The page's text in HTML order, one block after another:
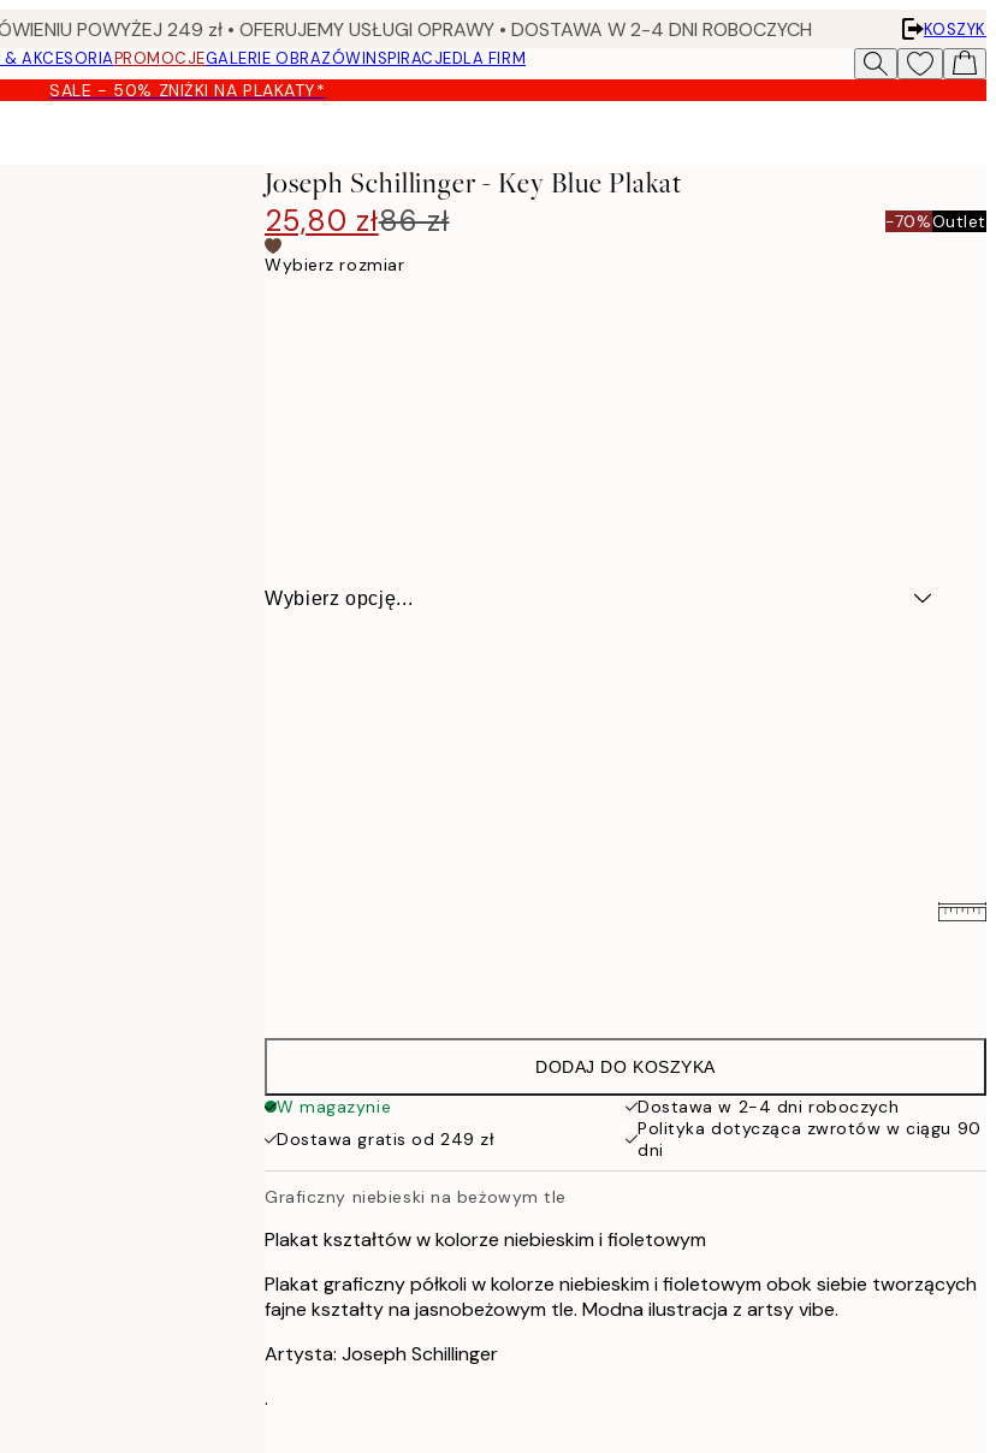
POWYŻEJ 249 zł • OFERUJEMY USŁUGI OPRAWY • DOSTAWA W 2-4 DNI ROBOCZYCH
KOSZYK
& AKCESORIAPROMOCJEGALERIE OBRAZÓWINSPIRACJEDLA FIRM
SALE - 50% ZNIŻKI NA PLAKATY*
Joseph Schillinger - Key Blue Plakat
25,80 zł86 zł -70%Outlet
Wybierz rozmiar
Wybierz opcję...
DODAJ DO KOSZYKA
W magazynie
Dostawa w 2-4 dni roboczych
Dostawa gratis od 249 zł
Polityka dotycząca zwrotów w ciągu 90
dni
Graficzny niebieski na beżowym tle
Plakat kształtów w kolorze niebieskim i fioletowym
Plakat graficzny półkoli w kolorze niebieskim i fioletowym obok siebie tworzących
fajne kształty na jasnobeżowym tle. Modna ilustracja z artsy vibe.
Artysta: Joseph Schillinger
.